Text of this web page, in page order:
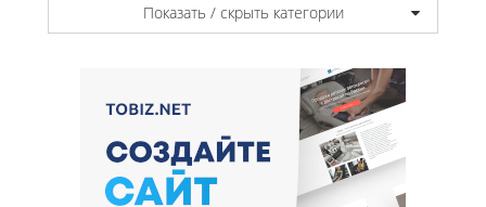
Показать / скрыть категории